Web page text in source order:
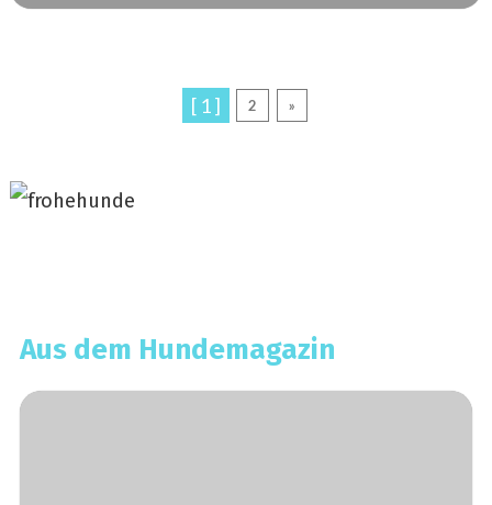
[ 1 ] 2 »
Aus dem Hundemagazin